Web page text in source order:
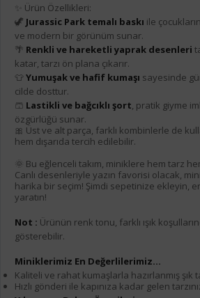
✨ Ürün Özellikleri:
🦖 Jurassic Park temalı baskı ile
ve modern bir görünüm sunar.
🌴 Renkli ve hareketli yaprak desenleri
katar, tarzı ön plana çıkarır.
👕 Yumuşak ve hafif kumaşı sayesinde
cilde dosttur.
🩳 Lastikli ve bağcıklı şort , pratik giyme
özgürlüğü sunar.
🎀 Üst ve alt parça, farklı kombinlerle de
hem dışarıda tercih edilebilir.
🌞 Bu eğlenceli takım, miniklere hem tarz
Canlı desenleriyle yazın favorisi olacak,
harika bir seçim! Şimdi sepetinize ekleyin,
yaratın!
Not : Ürünün renk tonu, farklı ışık
gösterebilir.
Miniklerimiz En Değerlilerimiz...
Kaliteli ve rahat kumaşlarla hazırlanmış şık
Hızlı gönderi ile kapınıza kadar gelen